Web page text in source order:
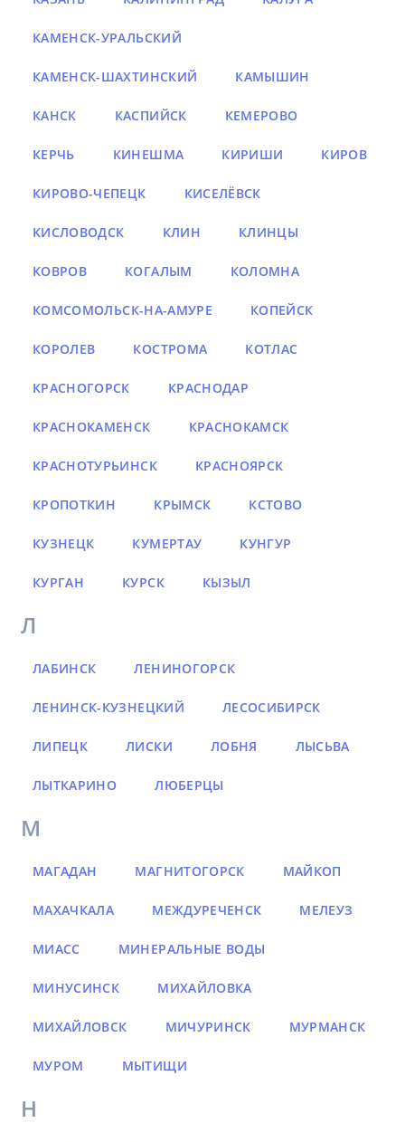
КАМЕНСК-УРАЛЬСКИЙ
КАМЕНСК-ШАХТИНСКИЙ КАМЫШИН
КАНСК КАСПИЙСК КЕМЕРОВО
КЕРЧЬ КИНЕШМА КИРИШИ КИРОВ
КИРОВО-ЧЕПЕЦК КИСЕЛЁВСК
КИСЛОВОДСК КЛИН КЛИНЦЫ
КОВРОВ КОГАЛЫМ КОЛОМНА
КОМСОМОЛЬСК-НА-АМУРЕ КОПЕЙСК
КОРОЛЕВ КОСТРОМА КОТЛАС
КРАСНОГОРСК КРАСНОДАР
КРАСНОКАМЕНСК КРАСНОКАМСК
КРАСНОТУРЬИНСК КРАСНОЯРСК
КРОПОТКИН КРЫМСК КСТОВО
КУЗНЕЦК КУМЕРТАУ КУНГУР
КУРГАН КУРСК КЫЗЫЛ
Л
ЛАБИНСК ЛЕНИНОГОРСК
ЛЕНИНСК-КУЗНЕЦКИЙ ЛЕСОСИБИРСК
ЛИПЕЦК ЛИСКИ ЛОБНЯ ЛЫСЬВА
ЛЫТКАРИНО ЛЮБЕРЦЫ
М
МАГАДАН МАГНИТОГОРСК МАЙКОП
МАХАЧКАЛА МЕЖДУРЕЧЕНСК МЕЛЕУЗ
МИАСС МИНЕРАЛЬНЫЕ ВОДЫ
МИНУСИНСК МИХАЙЛОВКА
МИХАЙЛОВСК МИЧУРИНСК МУРМАНСК
МУРОМ МЫТИЩИ
Н